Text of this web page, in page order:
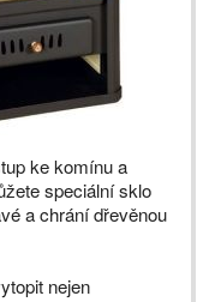
ke komínu a
speciální sklo
a chrání dřevěnou
nejen